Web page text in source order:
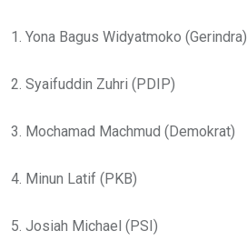
1. Yona Bagus Widyatmoko (Gerindra)
2. Syaifuddin Zuhri (PDIP)
3. Mochamad Machmud (Demokrat)
4. Minun Latif (PKB)
5. Josiah Michael (PSI)